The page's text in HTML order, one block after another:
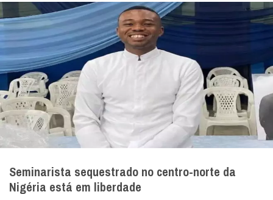
Seminarista sequestrado no centro-norte da
Nigéria está em liberdade